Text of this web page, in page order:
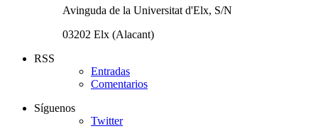
Avinguda de la Universitat d'Elx, S/N
03202 Elx (Alacant)
RSS
Entradas
Comentarios
Síguenos
Twitter